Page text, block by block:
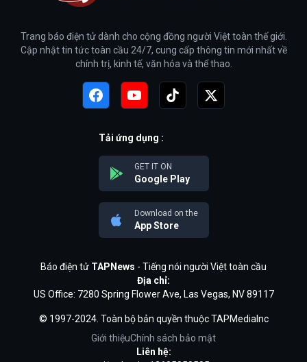
Trang báo điện tử dành cho cộng đồng người Việt toàn thế giới.
Cập nhật tin tức toàn cầu 24/7, cung cấp thông tin mới nhất về
chính trị, kinh tế, văn hóa và thể thao.
Tải ứng dụng :
GET IT ON
Google Play
Download on the
App Store
Báo điện tử TAPNews - Tiếng nói người Việt toàn cầu
Địa chỉ:
US Office: 7280 Spring Flower Ave, Las Vegas, NV 89117
© 1997-2024. Toàn bộ bản quyền thuộc TAPMediaInc
Giới thiệuChính sách bảo mật
Liên hệ: